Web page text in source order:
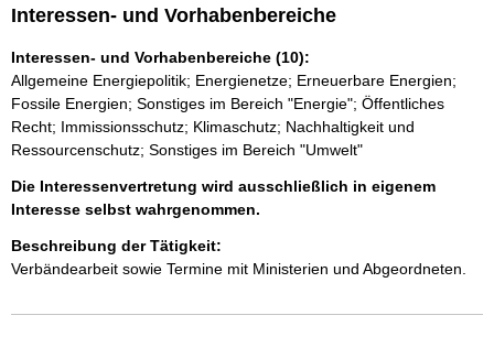
Interessen- und Vorhabenbereiche
Interessen- und Vorhabenbereiche (10):
Allgemeine Energiepolitik; Energienetze; Erneuerbare Energien;
Fossile Energien; Sonstiges im Bereich "Energie"; Öffentliches
Recht; Immissionsschutz; Klimaschutz; Nachhaltigkeit und
Ressourcenschutz; Sonstiges im Bereich "Umwelt"
Die Interessenvertretung wird ausschließlich in eigenem
Interesse selbst wahrgenommen.
Beschreibung der Tätigkeit:
Verbändearbeit sowie Termine mit Ministerien und Abgeordneten.